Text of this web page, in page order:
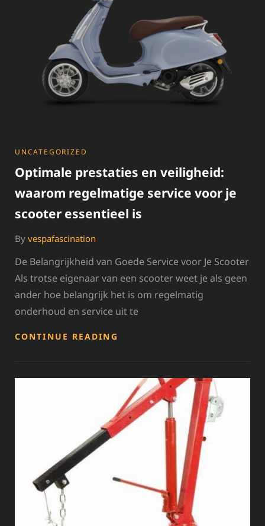
AUTO’S
CATEGORIES
UNCATEGORIZED
Optimale prestaties en veiligheid:
waarom regelmatige service voor je
scooter essentieel is
By vespafascination
De Belangrijkheid van Goede Service voor Je Scooter
Als trotse eigenaar van een scooter weet je als geen
ander hoe belangrijk het is om regelmatig
onderhoud en service uit te
CONTINUE READING
WAAROM
REGELMATIGE
SERVICE
VOOR
JE